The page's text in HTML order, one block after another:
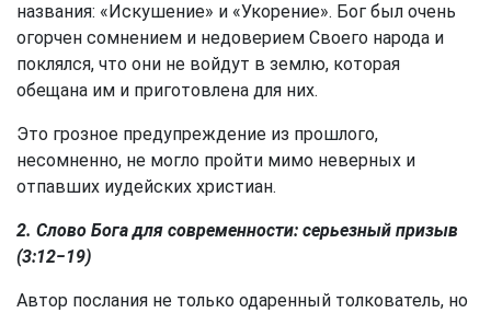
названия: «Искушение» и «Укорение». Бог был очень
огорчен сомнением и недоверием Своего народа и
поклялся, что они не войдут в землю, которая
обещана им и приготовлена для них.
Это грозное предупреждение из прошлого,
несомненно, не могло пройти мимо неверных и
отпавших иудейских христиан.
2. Слово Бога для современности: серьезный призыв
(3:12−19)
Автор послания не только одаренный толкователь, но